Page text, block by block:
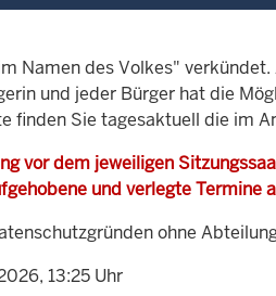
Namen des Volkes"
und jeder Bürger hat die
finden Sie tagesaktuell die im
vor dem jeweiligen
und verlegte Termine
ohne
13:25 Uhr